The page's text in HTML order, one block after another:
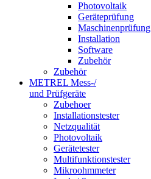
Photovoltaik
Geräteprüfung
Maschinenprüfung
Installation
Software
Zubehör
Zubehör
METREL Mess-/
und Prüfgeräte
Zubehoer
Installationstester
Netzqualität
Photovoltaik
Gerätetester
Multifunktionstester
Mikroohmmeter